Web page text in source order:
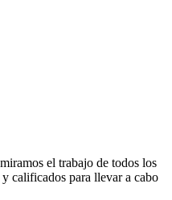
el trabajo de todos los
calificados para llevar a cabo